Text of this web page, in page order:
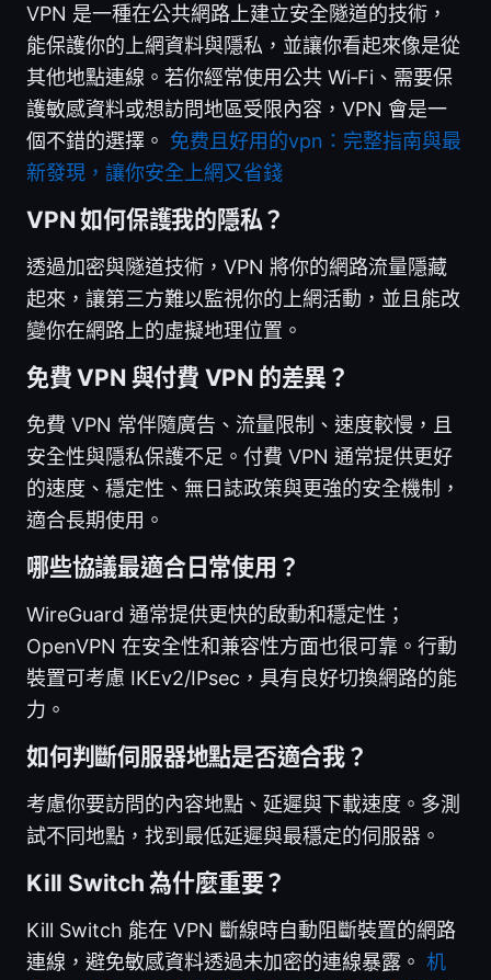
VPN 是一種在公共網路上建立安全隧道的技術，
能保護你的上網資料與隱私，並讓你看起來像是從
其他地點連線。若你經常使用公共 Wi‑Fi、需要保
護敏感資料或想訪問地區受限內容，VPN 會是一
個不錯的選擇。 免费且好用的vpn：完整指南與最
新發現，讓你安全上網又省錢
VPN 如何保護我的隱私？
透過加密與隧道技術，VPN 將你的網路流量隱藏
起來，讓第三方難以監視你的上網活動，並且能改
變你在網路上的虛擬地理位置。
免費 VPN 與付費 VPN 的差異？
免費 VPN 常伴隨廣告、流量限制、速度較慢，且
安全性與隱私保護不足。付費 VPN 通常提供更好
的速度、穩定性、無日誌政策與更強的安全機制，
適合長期使用。
哪些協議最適合日常使用？
WireGuard 通常提供更快的啟動和穩定性；
OpenVPN 在安全性和兼容性方面也很可靠。行動
裝置可考慮 IKEv2/IPsec，具有良好切換網路的能
力。
如何判斷伺服器地點是否適合我？
考慮你要訪問的內容地點、延遲與下載速度。多測
試不同地點，找到最低延遲與最穩定的伺服器。
Kill Switch 為什麼重要？
Kill Switch 能在 VPN 斷線時自動阻斷裝置的網路
連線，避免敏感資料透過未加密的連線暴露。 机